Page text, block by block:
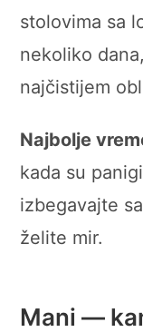
stolovima sa
nekoliko
najčistijem
Najbolje
kada su
izbegavajte
želite mir.
Mani —